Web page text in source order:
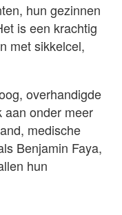
hun gezinnen
is een krachtig
met sikkelcel,
overhandigde
aan onder meer
medische
Benjamin Faya,
hun